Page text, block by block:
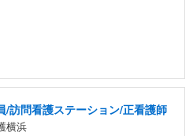
/訪問看護ステーション/正看護師
横浜